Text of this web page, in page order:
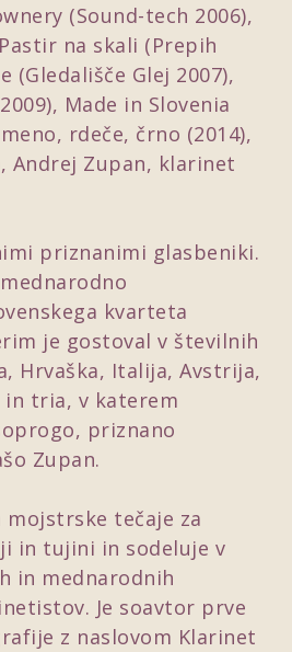
(Sound-tech 2006),
na skali (Prepih
(Gledališče Glej 2007),
Made in Slovenia
rdeče, črno (2014),
Andrej Zupan, klarinet
priznanimi glasbeniki.
kvarteta
je gostoval v številnih
Hrvaška, Italija, Avstrija,
in tria, v katerem
priznano
Zupan.
tečaje za
in tujini in sodeluje v
in mednarodnih
Je soavtor prve
z naslovom Klarinet